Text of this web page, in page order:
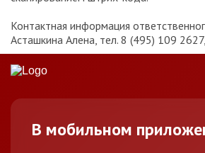
Контактная информация
Асташкина Алена, тел. 8 (495) 109 2627,
В мобильном